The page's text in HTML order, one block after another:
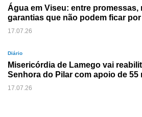
Água em Viseu: entre promessas,
garantias que não podem ficar
17.07.26
Diário
Misericórdia de Lamego vai
Senhora do Pilar com apoio de 55
17.07.26